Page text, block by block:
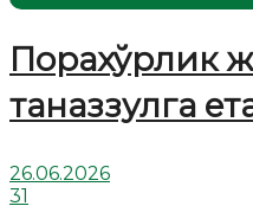
Порахўрлик
таназзулга
26.06.2026
31